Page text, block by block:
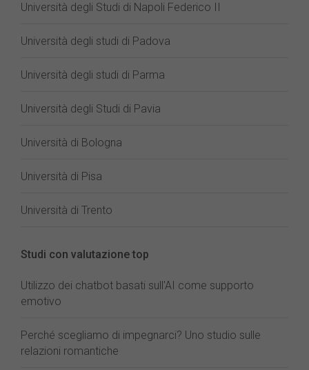
Università degli Studi di Napoli Federico II
Università degli studi di Padova
Università degli studi di Parma
Università degli Studi di Pavia
Università di Bologna
Università di Pisa
Università di Trento
Studi con valutazione top
Utilizzo dei chatbot basati sull'AI come supporto
emotivo
Perché scegliamo di impegnarci? Uno studio sulle
relazioni romantiche